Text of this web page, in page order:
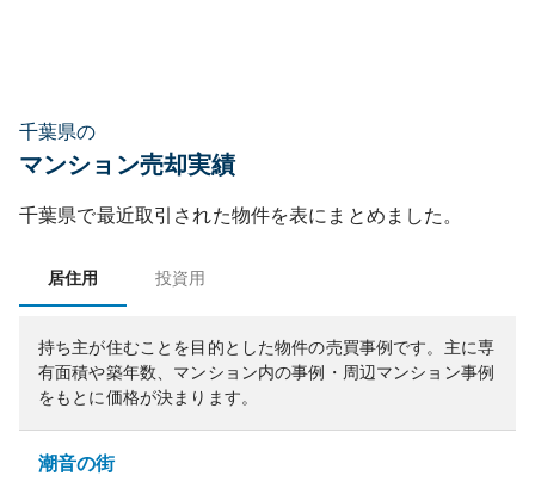
千葉県の
マンション売却実績
千葉県で最近取引された物件を表にまとめました。
居住用 投資用
持ち主が住むことを目的とした物件の売買事例です。 主に専
有面積や築年数、マンション内の事例・周辺マンション事例
をもとに価格が決まります。
潮音の街